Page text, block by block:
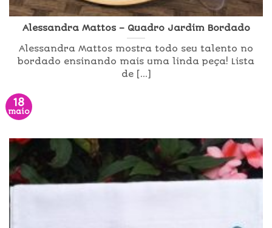
Alessandra Mattos – Quadro Jardim Bordado
Alessandra Mattos mostra todo seu talento no
bordado ensinando mais uma linda peça! Lista
de [...]
18
maio